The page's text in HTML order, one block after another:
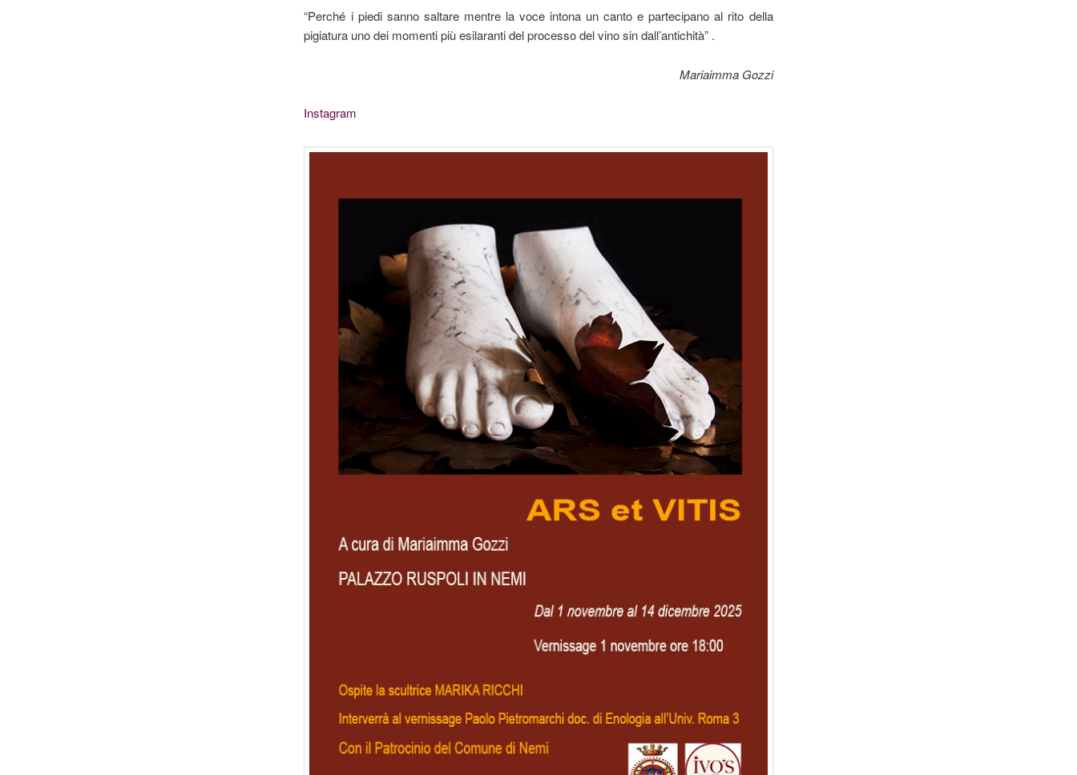
“Perché i piedi sanno saltare mentre la voce intona un canto e partecipano al rito della
pigiatura uno dei momenti più esilaranti del processo del vino sin dall’antichità” .
Mariaimma Gozzi
Instagram